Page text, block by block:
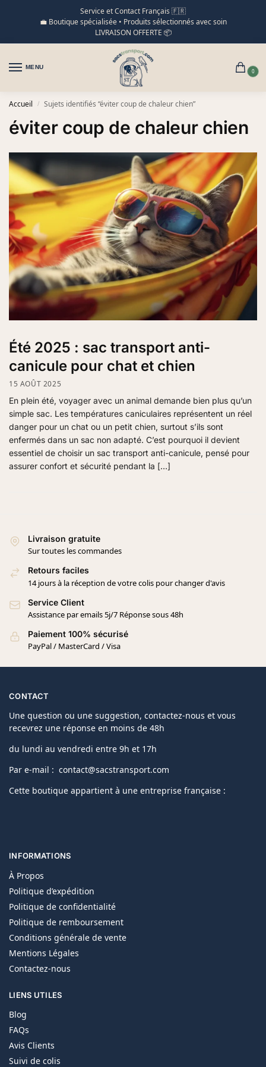
Service et Contact Français 🇫🇷
💼 Boutique spécialisée • Produits sélectionnés avec soin
LIVRAISON OFFERTE 📦
MENU
0
Accueil / Sujets identifiés “éviter coup de chaleur chien”
éviter coup de chaleur chien
Été 2025 : sac transport anti-
canicule pour chat et chien
15 AOÛT 2025
En plein été, voyager avec un animal demande bien plus qu’un
simple sac. Les températures caniculaires représentent un réel
danger pour un chat ou un petit chien, surtout s’ils sont
enfermés dans un sac non adapté. C’est pourquoi il devient
essentiel de choisir un sac transport anti-canicule, pensé pour
assurer confort et sécurité pendant la […]
Livraison gratuite
Sur toutes les commandes
Retours faciles
14 jours à la réception de votre colis pour changer d'avis
Service Client
Assistance par emails 5j/7 Réponse sous 48h
Paiement 100% sécurisé
PayPal / MasterCard / Visa
CONTACT
Une question ou une suggestion, contactez-nous et vous
recevrez une réponse en moins de 48h
du lundi au vendredi entre 9h et 17h
Par e-mail : contact@sacstransport.com
Cette boutique appartient à une entreprise française :
INFORMATIONS
À Propos
Politique d’expédition
Politique de confidentialité
Politique de remboursement
Conditions générale de vente
Mentions Légales
Contactez-nous
LIENS UTILES
Blog
FAQs
Avis Clients
Suivi de colis